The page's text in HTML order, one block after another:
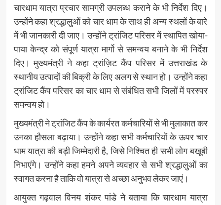
चारधाम यात्रा प्रचार सामग्री उपलब्ध कराने के भी निर्देश दिए।
उन्होंने कहा श्रद्धालुओं को चार धाम के साथ ही अन्य स्थलों के बारे
में भी जानकारी दी जाए। उन्होंने ट्रांजिट परिसर में स्थापित खोया-
पाया केन्द्र को संपूर्ण यात्रा मार्गो से समन्वय बनाने के भी निर्देश
दिए। मुख्यमंत्री ने कहा ट्रांज़िट कैंप परिसर में उत्तराखंड के
स्थानीय उत्पादों की बिक्री के लिए अलग से स्थान हो। उन्होंने कहा
ट्रांजिट कैंप परिसर का चार धाम से संबंधित सभी जिलों में परस्पर
समन्वय हो।
मुख्यमंत्री ने ट्रांजिट कैंप के कार्यरत कर्मचारियों से भी मुलाकात कर
उनका हौसला बढ़ाया। उन्होंने कहा सभी कर्मचारियों के ऊपर चार
धाम यात्रा की बड़ी जिम्मेदारी है, जिसे निश्चित ही सभी लोग बखूबी
निभाएंगे। उन्होंने कहा हमने अपने व्यवहार से सभी श्रद्धालुओं का
स्वागत करना है ताकि वो यात्रा से अच्छा अनुभव लेकर जाएं।
आयुक्त गढ़वाल विनय शंकर पांडे ने बताया कि चारधाम यात्रा